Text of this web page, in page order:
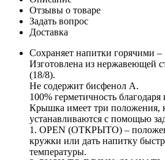
Отзывы о товаре
Задать вопрос
Доставка
Сохраняет напитки горячими
Изготовлена из нержавеющей
(18/8).
Не содержит бисфенол А.
100% герметичность
Крышка имеет три положения,
устанавливаются с помощью
1. OPEN (ОТКРЫТО) –
кружки или дать напитку
температуры.